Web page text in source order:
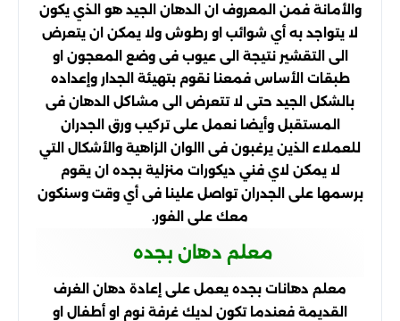
والأمانة فمن المعروف ان الدهان الجيد هو الذي يكون
لا يتواجد به أي شوائب او رطوش ولا يمكن ان يتعرض
الى التقشير نتيجة الى عيوب فى وضع المعجون او
طبقات الأساس فمعنا نقوم بتهيئة الجدار وإعداده
بالشكل الجيد حتى لا تتعرض الى مشاكل الدهان فى
المستقبل وأيضا نعمل على تركيب ورق الجدران
للعملاء الذين يرغبون فى االوان الزاهية والأشكال التي
لا يمكن لاي فني ديكورات منزلية بجده ان يقوم
برسمها على الجدران تواصل علينا فى أي وقت وسنكون
معك على الفور.
معلم دهان بجده
معلم دهانات بجده يعمل على إعادة دهان الغرف
القديمة فعندما تكون لديك غرفة نوم او أطفال او